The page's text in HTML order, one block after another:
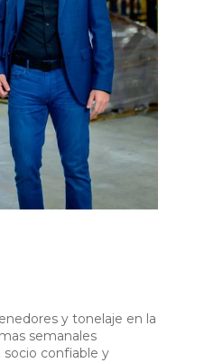
y tonelaje en la
semanales
confiable y